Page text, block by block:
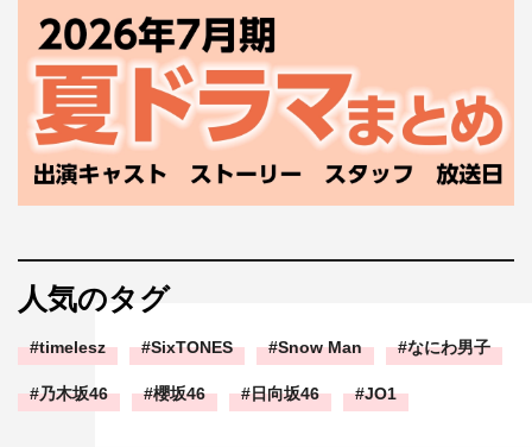
人気のタグ
timelesz SixTONES Snow Man なにわ男子
乃木坂46 櫻坂46 日向坂46 JO1